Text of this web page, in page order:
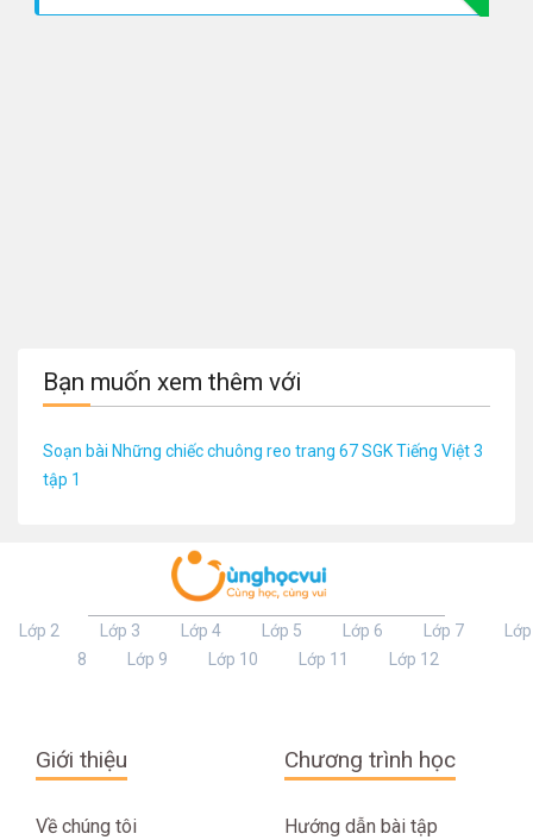
Bạn muốn xem thêm với
Soạn bài Những chiếc chuông reo trang 67 SGK Tiếng Việt 3
tập 1
Lớp 2 Lớp 3 Lớp 4 Lớp 5 Lớp 6 Lớp 7
Lớp
8
Lớp 9 Lớp 10 Lớp 11 Lớp 12
Giới thiệu
Về chúng tôi
Chương trình học
Hướng dẫn bài tập